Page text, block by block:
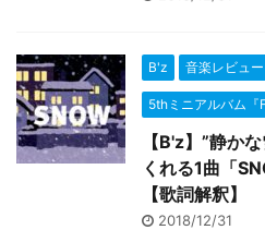
B'z 音楽レビュー
5thミニアルバム『
【B'z】”静か
くれる1曲「
【歌詞解釈】
2018/12/31